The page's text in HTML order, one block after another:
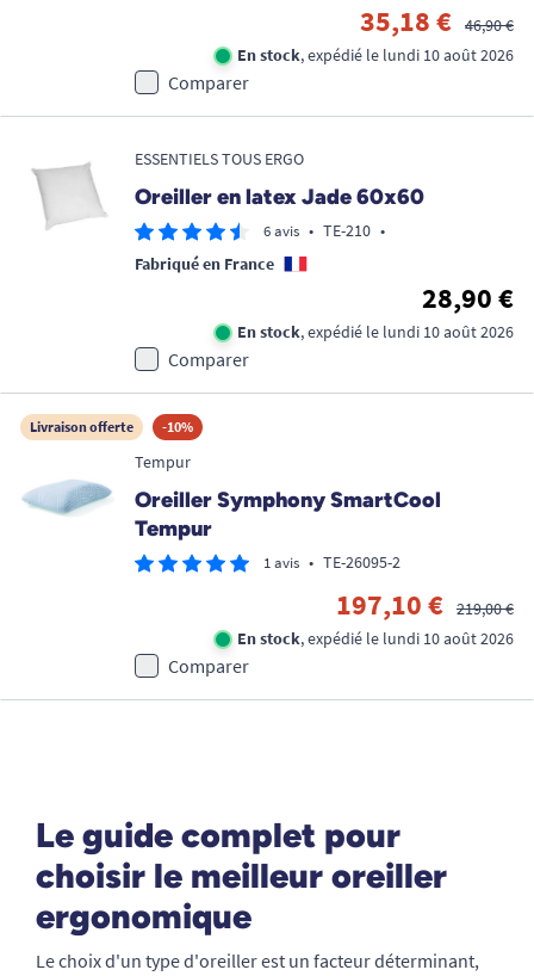
35,18 €
46,90 €
En stock, expédié le lundi 10 août 2026
Comparer
ESSENTIELS TOUS ERGO
Oreiller en latex Jade 60x60
6 avis • TE-210 •
Fabriqué en France
28,90 €
En stock, expédié le lundi 10 août 2026
Comparer
Livraison offerte -10%
Tempur
Oreiller Symphony SmartCool
Tempur
1 avis • TE-26095-2
197,10 €
219,00 €
En stock, expédié le lundi 10 août 2026
Comparer
Le guide complet pour
choisir le meilleur oreiller
ergonomique
Le choix d'un type d'oreiller est un facteur déterminant,